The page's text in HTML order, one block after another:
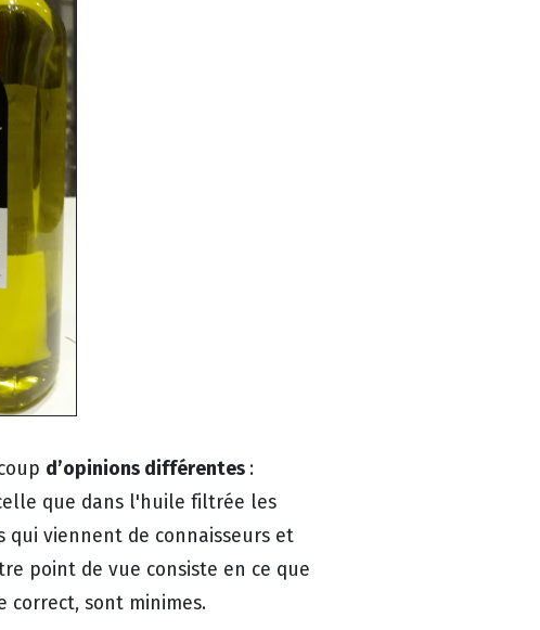
d’opinions différentes :
que dans l'huile filtrée les
qui viennent de connaisseurs et
point de vue consiste en ce que
correct, sont minimes.